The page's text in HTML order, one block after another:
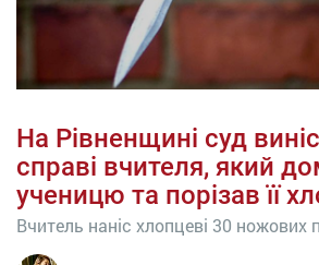
На Рівненщині суд
справі вчителя, який
ученицю та порізав її
Вчитель наніс хлопцеві 30 ножових